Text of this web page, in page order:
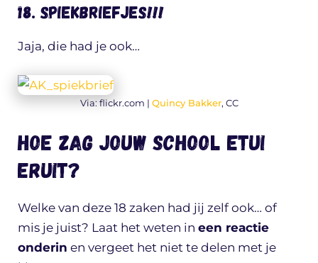
18. SPIEKBRIEFJES!!!
Jaja, die had je ook…
Via: flickr.com | Quincy Bakker, CC
Hoe zag jouw school etui
eruit?
Welke van deze 18 zaken had jij zelf ook… of
mis je juist? Laat het weten in een reactie
onderin en vergeet het niet te delen met je